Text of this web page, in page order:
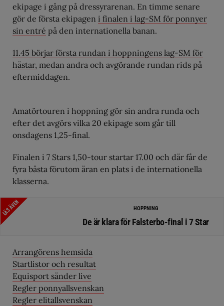
ekipage i gång på dressyrarenan. En timme senare
gör de första ekipagen i finalen i lag-SM för ponnyer
sin entré på den internationella banan.
11.45 börjar första rundan i hoppningens lag-SM för
hästar, medan andra och avgörande rundan rids på
eftermiddagen.
Amatörtouren i hoppning gör sin andra runda och
efter det avgörs vilka 20 ekipage som går till
onsdagens 1,25-final.
Finalen i 7 Stars 1,50-tour startar 17.00 och där får de
fyra bästa förutom äran en plats i de internationella
klasserna.
LÄS ÄVEN HOPPNING
De är klara för Falsterbo-final i 7 Star
Arrangörens hemsida
Startlistor och resultat
Equisport sänder live
Regler ponnyallsvenskan
Regler elitallsvenskan